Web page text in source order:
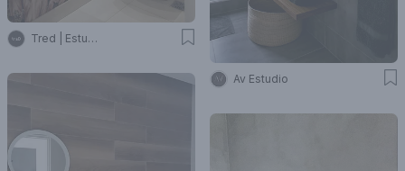
Tred | Estudio De Arquitectura
Av Estudio